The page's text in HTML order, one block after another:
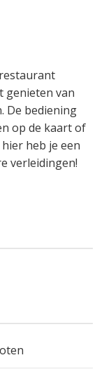
genieten van
De bediening
op de kaart of
heb je een
verleidingen!